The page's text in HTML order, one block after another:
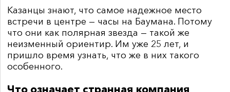
Казанцы знают, что самое надежное место
встречи в центре — часы на Баумана. Потому
что они как полярная звезда — такой же
неизменный ориентир. Им уже 25 лет, и
пришло время узнать, что же в них такого
особенного.
Что означает странная компания